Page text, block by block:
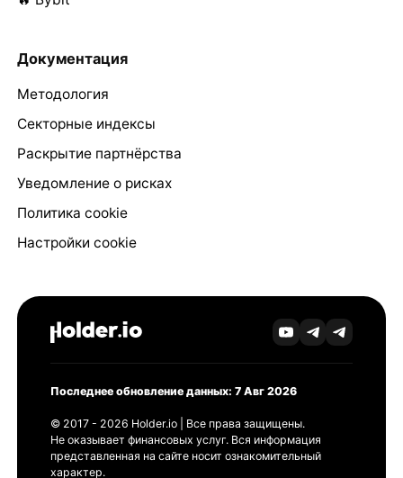
Документация
Методология
Секторные индексы
Раскрытие партнёрства
Уведомление о рисках
Политика cookie
Настройки cookie
Последнее обновление данных: 7 Авг 2026
© 2017 - 2026 Holder.io | Все права защищены.
Не оказывает финансовых услуг. Вся информация
представленная на сайте носит ознакомительный
характер.